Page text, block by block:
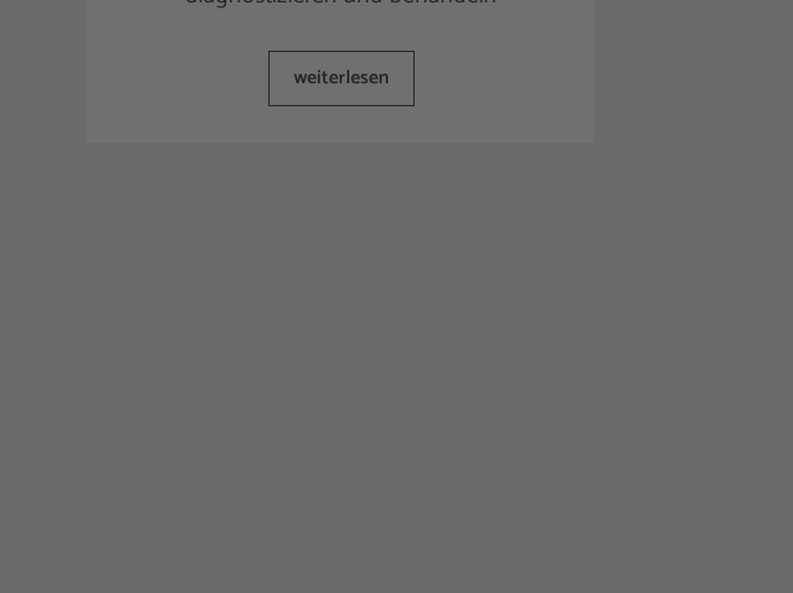
weiterlesen